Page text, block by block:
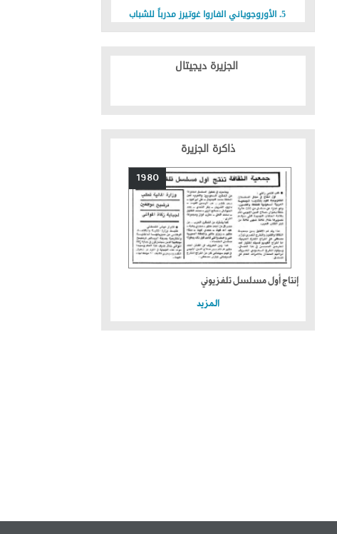
الأوروجوياني الفاروا غوتيرز مدرباً للشباب
الجزيرة ديجيتال
ذاكرة الجزيرة
1980
إنتاج أول مسلسل تلفزيوني
المزيد